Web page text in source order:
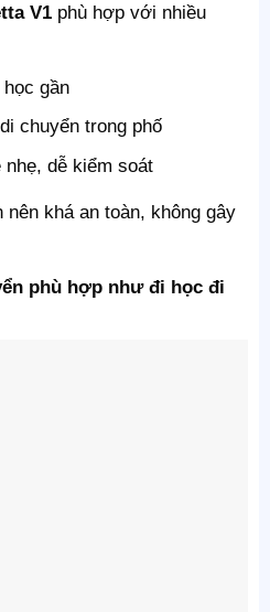
V1phù hợp với nhiều
gần
chuyển trong phố
dễ kiểm soát
khá an toàn, không gây
phù hợp như đi học đi